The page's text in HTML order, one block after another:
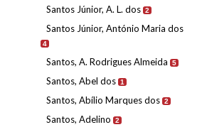
Santos Júnior, A. L. dos 2
Santos Júnior, António Maria dos
4
Santos, A. Rodrigues Almeida 5
Santos, Abel dos 1
Santos, Abílio Marques dos 2
Santos, Adelino 2